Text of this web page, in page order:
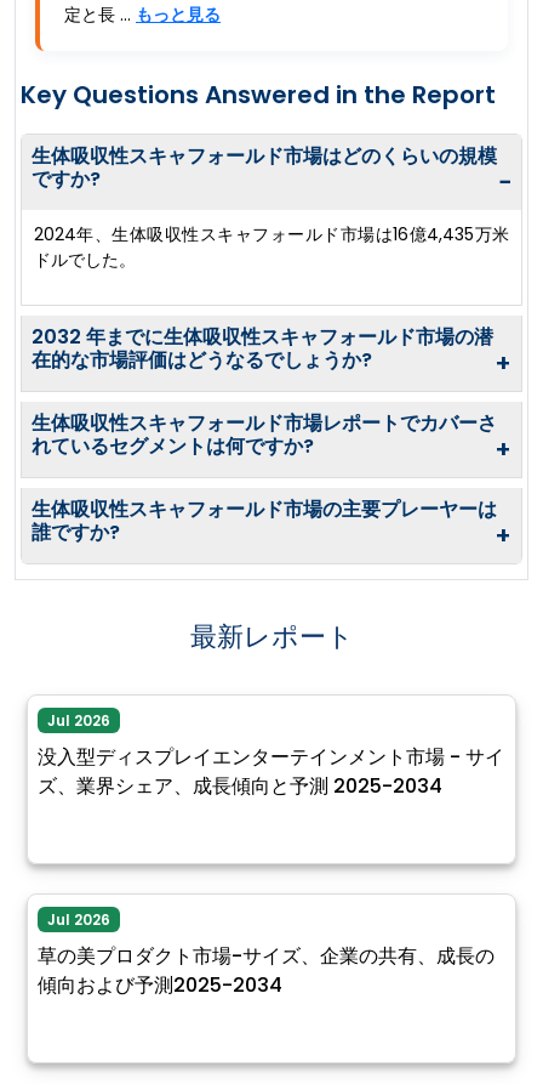
定と長 ... もっと見る
Key Questions Answered in the Report
生体吸収性スキャフォールド市場はどのくらいの規模
ですか?
−
2024年、生体吸収性スキャフォールド市場は16億4,435万米
ドルでした。
2032 年までに生体吸収性スキャフォールド市場の潜
在的な市場評価はどうなるでしょうか?
+
生体吸収性スキャフォールド市場レポートでカバーさ
れているセグメントは何ですか?
+
生体吸収性スキャフォールド市場の主要プレーヤーは
誰ですか?
+
最新レポート
Jul 2026
没入型ディスプレイエンターテインメント市場 - サイ
ズ、業界シェア、成長傾向と予測 2025-2034
Jul 2026
草の美プロダクト市場-サイズ、企業の共有、成長の
傾向および予測2025-2034